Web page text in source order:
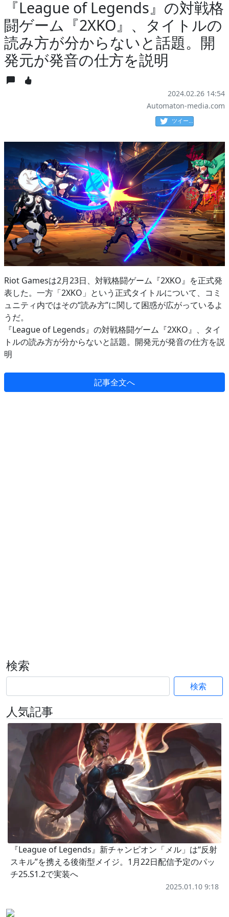
『League of Legends』の対戦格
闘ゲーム『2XKO』、タイトルの
読み方が分からないと話題。開
発元が発音の仕方を説明
2024.02.26 14:54
Automaton-media.com
ツイート
Riot Gamesは2月23日、対戦格闘ゲーム『2XKO』を正式発
表した。一方「2XKO」という正式タイトルについて、コミ
ュニティ内ではその“読み方”に関して困惑が広がっているよ
うだ。
『League of Legends』の対戦格闘ゲーム『2XKO』、タイ
トルの読み方が分からないと話題。開発元が発音の仕方を説
明
記事全文へ
検索
検索
人気記事
『League of Legends』新チャンピオン「メル」は“反射
スキル”を携える後衛型メイジ。1月22日配信予定のパッ
チ25.S1.2で実装へ
2025.01.10 9:18